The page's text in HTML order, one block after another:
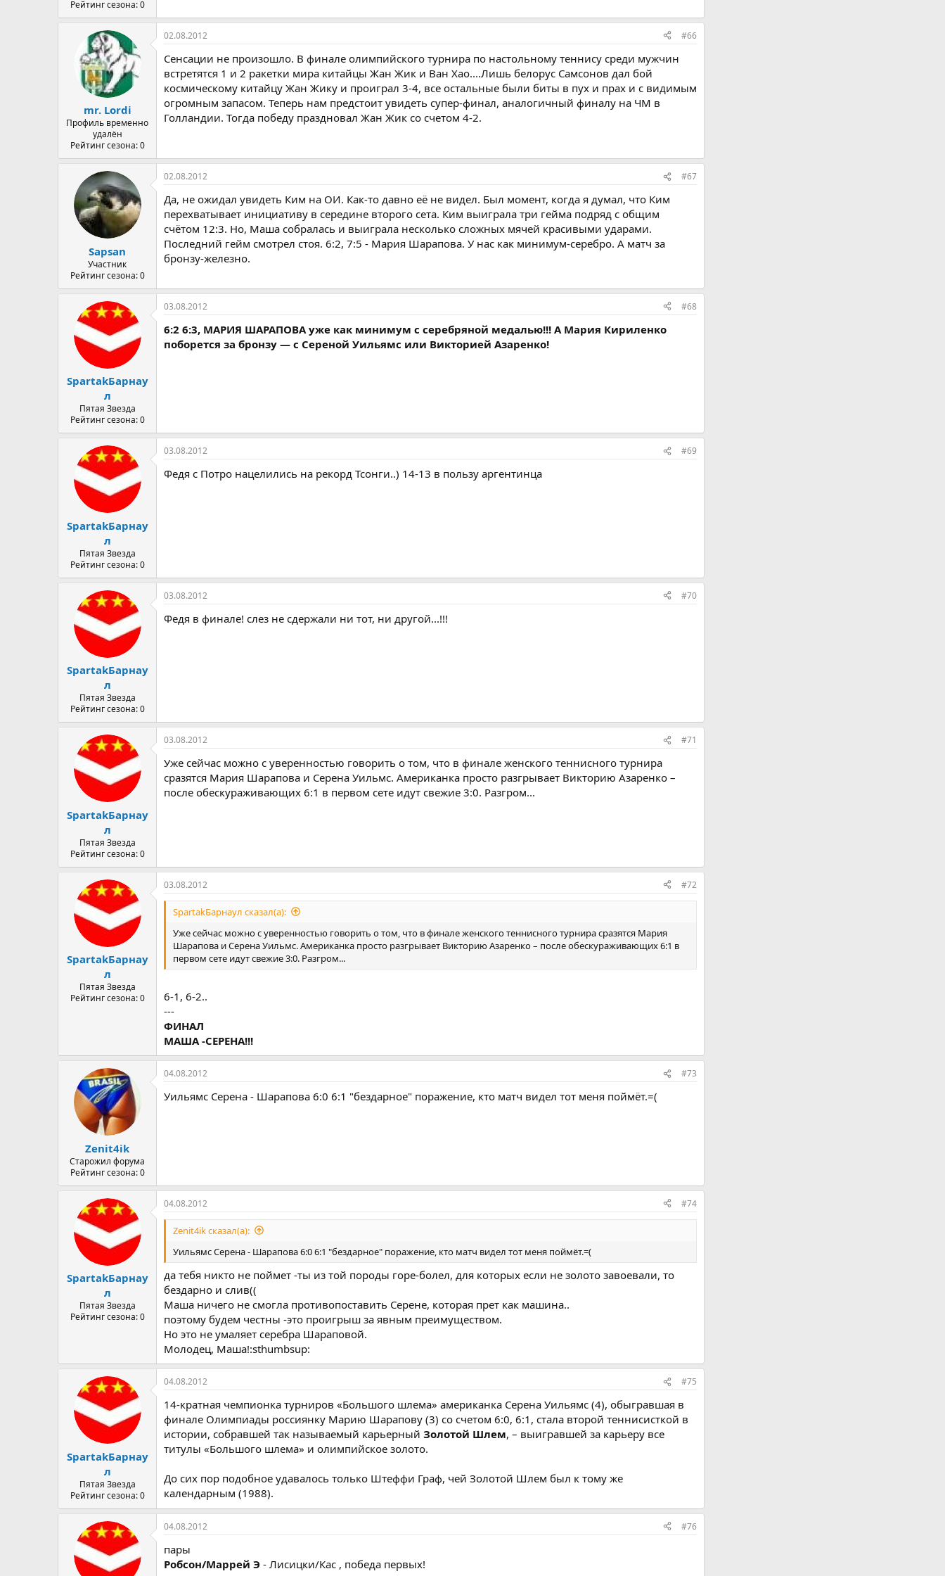
Рейтинг сезона: 0
mr. Lordi
Профиль временно
удалён
Рейтинг сезона: 0
02.08.2012 #66
Cенсации не произошло. В финале олимпийского турнира по настольному теннису среди мужчин
встретятся 1 и 2 ракетки мира китайцы Жан Жик и Ван Хао....Лишь белорус Самсонов дал бой
космическому китайцу Жан Жику и проиграл 3-4, все остальные были биты в пух и прах и с видимым
огромным запасом. Теперь нам предстоит увидеть супер-финал, аналогичный финалу на ЧМ в
Голландии. Тогда победу праздновал Жан Жик со счетом 4-2.
Sapsan
Участник
Рейтинг сезона: 0
02.08.2012 #67
Да, не ожидал увидеть Ким на ОИ. Как-то давно её не видел. Был момент, когда я думал, что Ким
перехватывает инициативу в середине второго сета. Ким выиграла три гейма подряд с общим
счётом 12:3. Но, Маша собралась и выиграла несколько сложных мячей красивыми ударами.
Последний гейм смотрел стоя. 6:2, 7:5 - Мария Шарапова. У нас как минимум-серебро. А матч за
бронзу-железно.
SpartakБарнау
л
Пятая Звезда
Рейтинг сезона: 0
03.08.2012 #68
6:2 6:3, МАРИЯ ШАРАПОВА уже как минимум с серебряной медалью!!! А Мария Кириленко
поборется за бронзу — с Сереной Уильямс или Викторией Азаренко!
SpartakБарнау
л
Пятая Звезда
Рейтинг сезона: 0
03.08.2012 #69
Федя с Потро нацелились на рекорд Тсонги..) 14-13 в пользу аргентинца
SpartakБарнау
л
Пятая Звезда
Рейтинг сезона: 0
03.08.2012 #70
Федя в финале! слез не сдержали ни тот, ни другой...!!!
SpartakБарнау
л
Пятая Звезда
Рейтинг сезона: 0
03.08.2012 #71
Уже сейчас можно с уверенностью говорить о том, что в финале женского теннисного турнира
сразятся Мария Шарапова и Серена Уильмс. Американка просто разгрывает Викторию Азаренко –
после обескураживающих 6:1 в первом сете идут свежие 3:0. Разгром...
SpartakБарнау
л
Пятая Звезда
Рейтинг сезона: 0
03.08.2012 #72
SpartakБарнаул сказал(а):
Уже сейчас можно с уверенностью говорить о том, что в финале женского теннисного турнира сразятся Мария
Шарапова и Серена Уильмс. Американка просто разгрывает Викторию Азаренко – после обескураживающих 6:1 в
первом сете идут свежие 3:0. Разгром...
6-1, 6-2..
---
ФИНАЛ
МАША -СЕРЕНА!!!
Zenit4ik
Старожил форума
Рейтинг сезона: 0
04.08.2012 #73
Уильямс Серена - Шарапова 6:0 6:1 "бездарное" поражение, кто матч видел тот меня поймёт.=(
SpartakБарнау
л
Пятая Звезда
Рейтинг сезона: 0
04.08.2012 #74
Zenit4ik сказал(а):
Уильямс Серена - Шарапова 6:0 6:1 "бездарное" поражение, кто матч видел тот меня поймёт.=(
да тебя никто не поймет -ты из той породы горе-болел, для которых если не золото завоевали, то
бездарно и слив((
Маша ничего не смогла противопоставить Серене, которая прет как машина..
поэтому будем честны -это проигрыш за явным преимуществом.
Но это не умаляет серебра Шараповой.
Молодец, Маша!:sthumbsup:
SpartakБарнау
л
Пятая Звезда
Рейтинг сезона: 0
04.08.2012 #75
14-кратная чемпионка турниров «Большого шлема» американка Серена Уильямс (4), обыгравшая в
финале Олимпиады россиянку Марию Шарапову (3) со счетом 6:0, 6:1, стала второй теннисисткой в
истории, собравшей так называемый карьерный Золотой Шлем, – выигравшей за карьеру все
титулы «Большого шлема» и олимпийское золото.
До сих пор подобное удавалось только Штеффи Граф, чей Золотой Шлем был к тому же
календарным (1988).
04.08.2012 #76
пары
Робсон/Маррей Э - Лисицки/Кас , победа первых!